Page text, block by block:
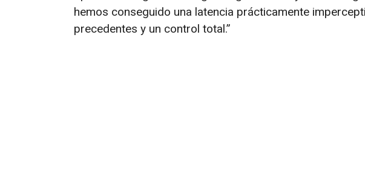
hemos conseguido una latencia prácticamente
precedentes y un control total.”